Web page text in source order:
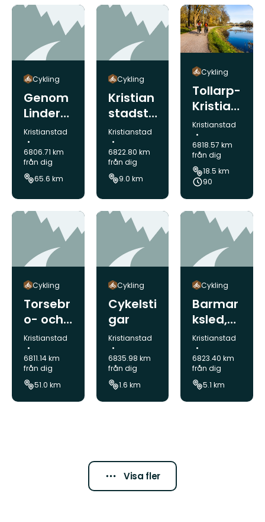
Cykling
Genom
Linderö
dsåsen
s
skogar
Kommun:
Kristianstad
6806.71 km
från dig
65.6 km
Cykling
Kristian
stadstu
ren
Kommun:
Kristianstad
6822.80 km
från dig
9.0 km
Cykling
Tollarp-
Kristian
stad,
etapp
7,
Cykelle
den
Skåne
103
Kommun:
Kristianstad
6818.57 km
från dig
18.5 km
90
Cykling
Torsebr
o- och
Nävling
eåsture
n
Kommun:
Kristianstad
6811.14 km
från dig
51.0 km
Cykling
Cykelsti
gar
Kommun:
Kristianstad
6835.98 km
från dig
1.6 km
Cykling
Barmar
ksled,
Bökenä
set
Kommun:
Kristianstad
6823.40 km
från dig
5.1 km
Visa fler